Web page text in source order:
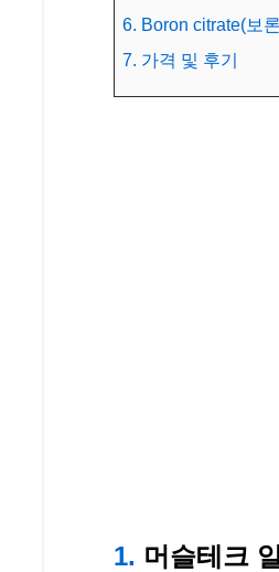
6. Boron citrate(보
7. 가격 및 후기
1. 머슬테크